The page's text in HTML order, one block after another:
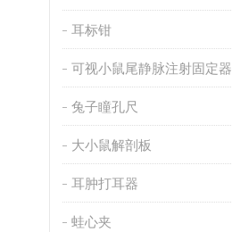
耳标钳
可视小鼠尾静脉注射固定器
兔子瞳孔尺
大小鼠解剖板
耳肿打耳器
蛙心夹